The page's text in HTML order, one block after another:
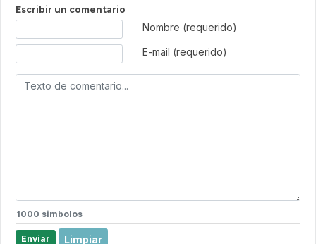
Escribir un comentario
Nombre (requerido)
E-mail (requerido)
1000 simbolos
Enviar Limpiar